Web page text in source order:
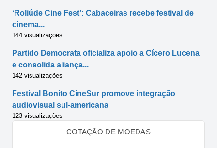
‘Roliúde Cine Fest’: Cabaceiras recebe festival de
cinema...
144 visualizações
Partido Democrata oficializa apoio a Cícero Lucena
e consolida aliança...
142 visualizações
Festival Bonito CineSur promove integração
audiovisual sul-americana
123 visualizações
COTAÇÃO DE MOEDAS